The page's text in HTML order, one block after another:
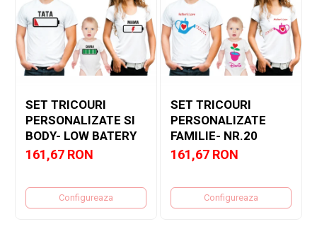
"Testimoniale"
SET TRICOURI
PERSONALIZATE SI
BODY- LOW BATERY
161,67 RON
Configureaza
SET TRICOURI
PERSONALIZATE
FAMILIE- NR.20
161,67 RON
Configureaza